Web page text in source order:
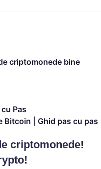
criptomonede bine
Pas
Bitcoin | Ghid pas cu pas
criptomonede!